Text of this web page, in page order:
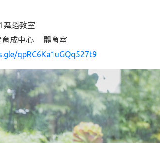
舞蹈教室
育成中心 體育室
qpRC6Ka1uGQq527t9